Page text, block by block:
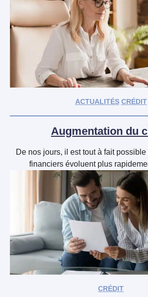
ACTUALITÉS CRÉDIT
Augmentation du
De nos jours, il est tout à fait
financiers évoluent plus
CRÉDIT